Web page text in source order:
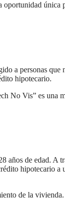
oportunidad única
a personas que
hipotecario.
No Vis” es una
años de edad. A
hipotecario a
de la